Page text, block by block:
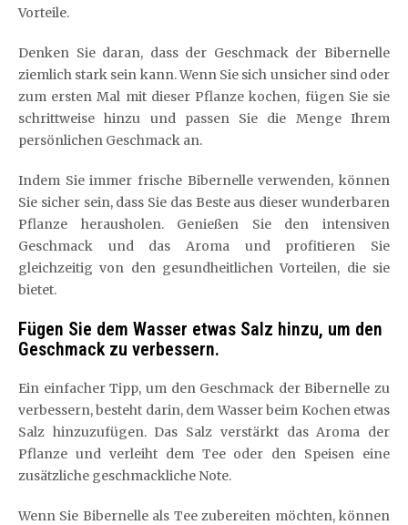
Vorteile.
Denken Sie daran, dass der Geschmack der Bibernelle
ziemlich stark sein kann. Wenn Sie sich unsicher sind oder
zum ersten Mal mit dieser Pflanze kochen, fügen Sie sie
schrittweise hinzu und passen Sie die Menge Ihrem
persönlichen Geschmack an.
Indem Sie immer frische Bibernelle verwenden, können
Sie sicher sein, dass Sie das Beste aus dieser wunderbaren
Pflanze herausholen. Genießen Sie den intensiven
Geschmack und das Aroma und profitieren Sie
gleichzeitig von den gesundheitlichen Vorteilen, die sie
bietet.
Fügen Sie dem Wasser etwas Salz hinzu, um den
Geschmack zu verbessern.
Ein einfacher Tipp, um den Geschmack der Bibernelle zu
verbessern, besteht darin, dem Wasser beim Kochen etwas
Salz hinzuzufügen. Das Salz verstärkt das Aroma der
Pflanze und verleiht dem Tee oder den Speisen eine
zusätzliche geschmackliche Note.
Wenn Sie Bibernelle als Tee zubereiten möchten, können